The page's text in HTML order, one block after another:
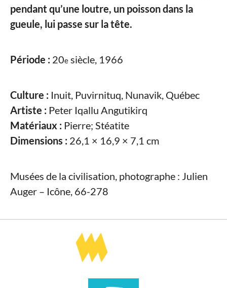
pendant qu’une loutre, un poisson dans la
gueule, lui passe sur la tête.
Période : 20e siècle, 1966
Culture : Inuit, Puvirnituq, Nunavik, Québec
Artiste : Peter Iqallu Angutikirq
Matériaux : Pierre; Stéatite
Dimensions : 26,1 × 16,9 × 7,1 cm
Musées de la civilisation, photographe : Julien
Auger – Icône, 66-278